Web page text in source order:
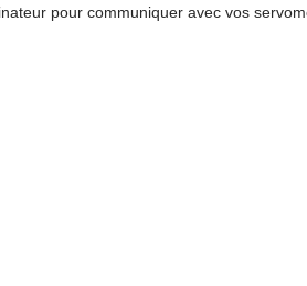
pour communiquer avec vos